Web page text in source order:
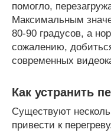
помогло,
Максимальным
80-90 градусов, а
сожалению,
современных
Как устранить
Существуют
привести к